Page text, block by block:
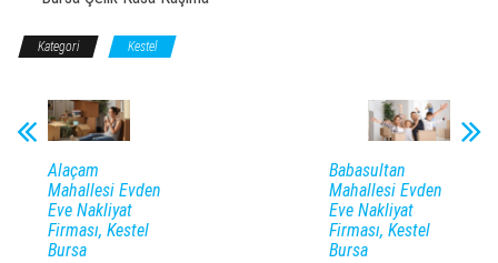
Kategori Kestel
Alaçam
Mahallesi Evden
Eve Nakliyat
Firması, Kestel
Bursa
Babasultan
Mahallesi Evden
Eve Nakliyat
Firması, Kestel
Bursa